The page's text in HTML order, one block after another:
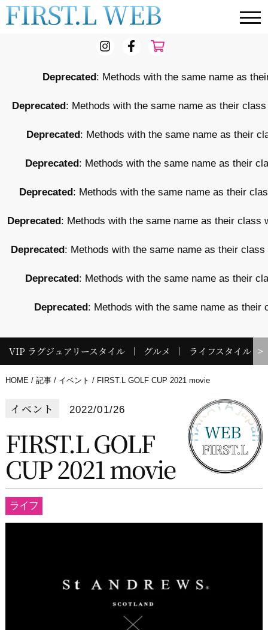
FIRST.L WEB
Deprecated: Methods with the same name as
Deprecated: Methods with the same name as their
Deprecated: Methods with the same name as their
Deprecated: Methods with the same name as their
Deprecated: Methods with the same name as their
Deprecated: Methods with the same name as their
Deprecated: Methods with the same name as their
Deprecated: Methods with the same name as their
Deprecated: Methods with the same name as
VIP ラグジュアリースタイル グルメ ライフスタイル ＞
HOME 記事 イベント FIRST.L GOLF CUP 2021 movie
イベント 2022/01/26
FIRST.L GOLF
CUP 2021 movie
ライフ